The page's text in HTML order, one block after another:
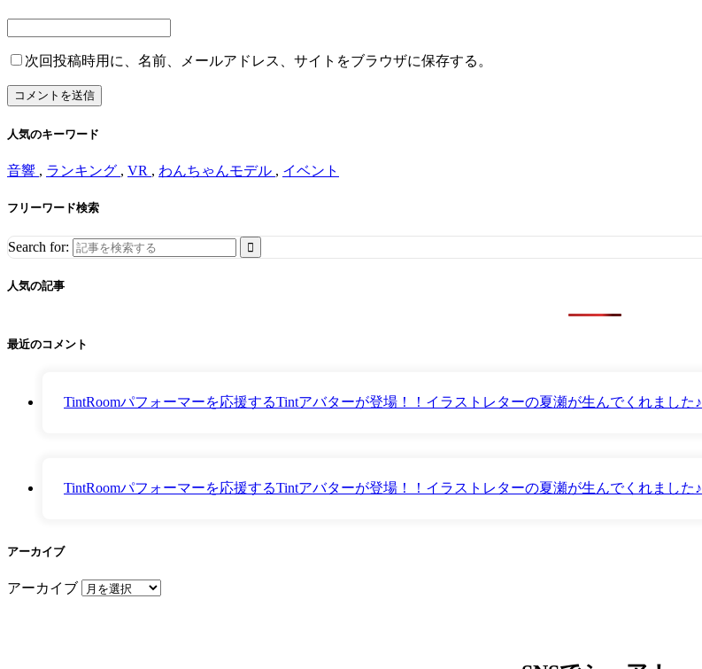
次回投稿時用に、名前、メールアドレス、サイトをブラウザに保存する。
人気のキーワード
音響 , ランキング , VR , わんちゃんモデル , イベント
フリーワード検索
Search for:
人気の記事
最近のコメント
TintRoomパフォーマーを応援するTintアバターが登場！！イラストレターの夏瀬が生んでくれました♪
TintRoomパフォーマーを応援するTintアバターが登場！！イラストレターの夏瀬が生んでくれました♪
アーカイブ
アーカイブ